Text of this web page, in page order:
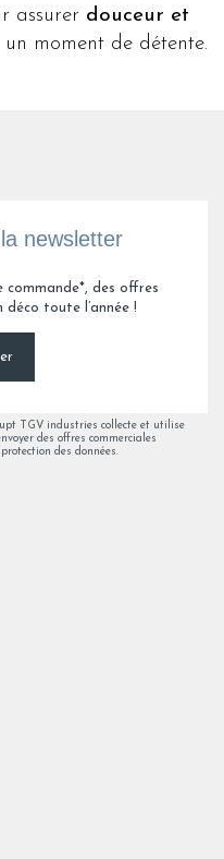
assurer douceur et
moment de détente.
newsletter
des offres
déco toute l’année !
TGV industries collecte et utilise
des offres commerciales
des données.